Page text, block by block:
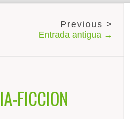
Entrada antigua →
FICCION